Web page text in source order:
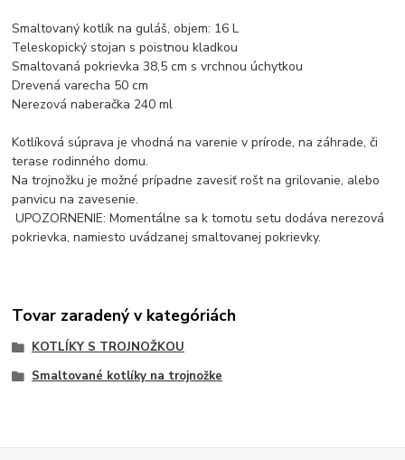
Smaltovaný kotlík na guláš, objem: 16 L
Teleskopický stojan s poistnou kladkou
Smaltovaná pokrievka 38,5 cm s vrchnou úchytkou
Drevená varecha 50 cm
Nerezová naberačka 240 ml
Kotlíková súprava je vhodná na varenie v prírode, na záhrade, či
terase rodinného domu.
Na trojnožku je možné prípadne zavesiť rošt na grilovanie, alebo
panvicu na zavesenie.
UPOZORNENIE: Momentálne sa k tomotu setu dodáva nerezová
pokrievka, namiesto uvádzanej smaltovanej pokrievky.
Tovar zaradený v kategóriách
KOTLÍKY S TROJNOŽKOU
Smaltované kotlíky na trojnožke